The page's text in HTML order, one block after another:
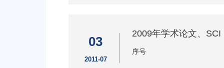
03
2011-07
2009年学术论文、
序号